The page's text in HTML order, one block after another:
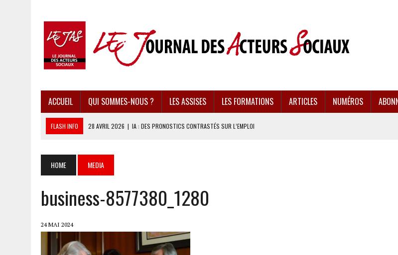
ACCUEIL QUI SOMMES-NOUS ? LES ASSISES LES FORMATIONS ARTICLES NUMÉROS
FLASH INFO 28 AVRIL 2026 | IA : DES PRONOSTICS CONTRASTÉS SUR L’EMPLOI
28 AVRIL 2026 | PRESSE D’INFORMATION : UNE ÉCONOMIE DANGEREUSEMENT FRAGILISÉE
28 AVRIL 2026
CARAÏBES : LES RÉCIFS CORALLIENS AU BORD DE L’EFFONDREMENT
HOME MEDIA
business-8577380_1280
24 MAI 2024